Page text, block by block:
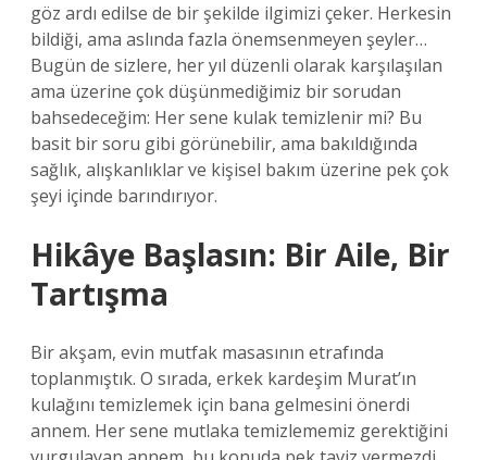
göz ardı edilse de bir şekilde ilgimizi çeker. Herkesin
bildiği, ama aslında fazla önemsenmeyen şeyler…
Bugün de sizlere, her yıl düzenli olarak karşılaşılan
ama üzerine çok düşünmediğimiz bir sorudan
bahsedeceğim: Her sene kulak temizlenir mi? Bu
basit bir soru gibi görünebilir, ama bakıldığında
sağlık, alışkanlıklar ve kişisel bakım üzerine pek çok
şeyi içinde barındırıyor.
Hikâye Başlasın: Bir Aile, Bir
Tartışma
Bir akşam, evin mutfak masasının etrafında
toplanmıştık. O sırada, erkek kardeşim Murat’ın
kulağını temizlemek için bana gelmesini önerdi
annem. Her sene mutlaka temizlememiz gerektiğini